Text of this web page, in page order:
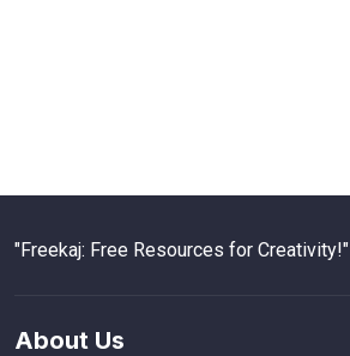
"Freekaj: Free Resources for Creativity!"
About Us